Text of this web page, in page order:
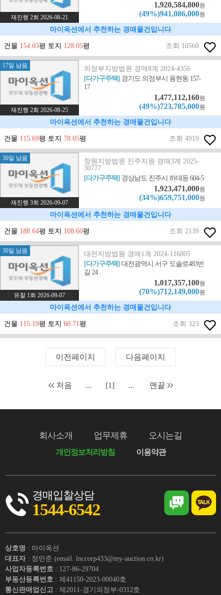
재진행 2회 2026-08-21
1,920,584,800원
(49%)941,086,000원
마이옥션에서 추천하는 경매물건입니다
건물 154.03평 토지 128.05평 조회 10560
17일 남음
재진행 2회 2026-08-25
의정부지방법원 경매8계 2024-4356
[다가구주택] 경기도 의정부시 용현동 157-
17
1,477,112,160원
(49%)723,785,000원
마이옥션에서 추천하는 경매물건입니다
건물 115.69평 토지 78.05평 조회 4919
30일 남음
재진행 3회 2026-09-07
창원지방법원 진주지원 경매3계 2025-
30777
[다가구주택] 경상남도 진주시 하대동 604-5
1,923,471,000원
(34%)659,751,000원
마이옥션에서 추천하는 경매물건입니다
건물 188.64평 토지 108.60평 조회 2139
30일 남음
유찰 1회 2026-09-07
대전지방법원 경매1계 2024-116805
[다가구주택]대전광역시 서구 도솔로483번
길 24
1,017,357,100원
(70%)712,149,000원
마이옥션에서 추천하는 경매물건입니다
건물 115.19평 토지 60.71평 조회 323
이전페이지 다음페이지
처음 ... [1] ... 맨끝
회사소개 업무제휴 오시는길
개인정보처리방침 이용약관
경매입찰상담
1544-6542
상호명 : 마이옥션
대표자 : 정민준 (email. lnccorp433@my-auction.co.kr)
사업자등록번호 : 127-86-29704
부동산등록번호 : 제41150-2023-00040호
통신판매업신고 : 제2011-경기의정부-0312호